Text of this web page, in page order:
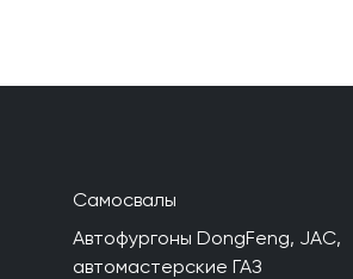
Самосвалы
Автофургоны DongFeng, JAC,
автомастерские ГАЗ